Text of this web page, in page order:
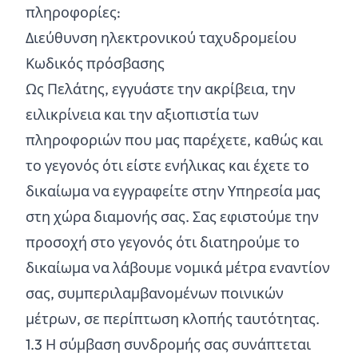
πληροφορίες:
Διεύθυνση ηλεκτρονικού ταχυδρομείου
Κωδικός πρόσβασης
Ως Πελάτης, εγγυάστε την ακρίβεια, την
ειλικρίνεια και την αξιοπιστία των
πληροφοριών που μας παρέχετε, καθώς και
το γεγονός ότι είστε ενήλικας και έχετε το
δικαίωμα να εγγραφείτε στην Υπηρεσία μας
στη χώρα διαμονής σας. Σας εφιστούμε την
προσοχή στο γεγονός ότι διατηρούμε το
δικαίωμα να λάβουμε νομικά μέτρα εναντίον
σας, συμπεριλαμβανομένων ποινικών
μέτρων, σε περίπτωση κλοπής ταυτότητας.
1.3 Η σύμβαση συνδρομής σας συνάπτεται